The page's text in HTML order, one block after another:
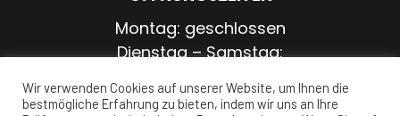
Montag: geschlossen
Dienstag – Samstag:
Sonntag: geschlossen
Wir verwenden Cookies auf unserer Website, um Ihnen die
bestmögliche Erfahrung zu bieten, indem wir uns an Ihre